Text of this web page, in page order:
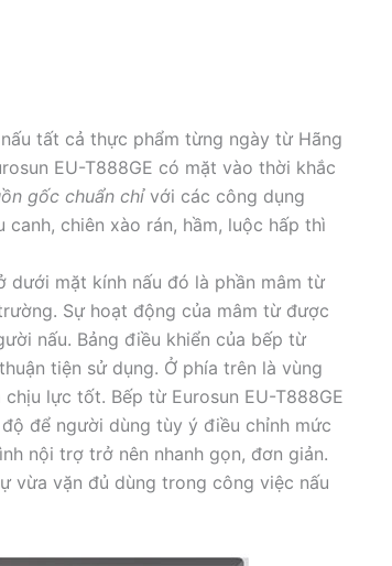
tất cả thực phẩm từng ngày từ Hãng
EU-T888GE có mặt vào thời khắc
gốc chuẩn chỉvới các công dụng
chiên xào rán, hầm, luộc hấp thì
dưới mặt kính nấu đó là phần mâm từ
Sự hoạt động của mâm từ được
nấu. Bảng điều khiển của bếp từ
tiện sử dụng. Ở phía trên là vùng
lực tốt. Bếp từ Eurosun EU-T888GE
để người dùng tùy ý điều chỉnh mức
nội trợ trở nên nhanh gọn, đơn giản.
vừa vặn đủ dùng trong công việc nấu